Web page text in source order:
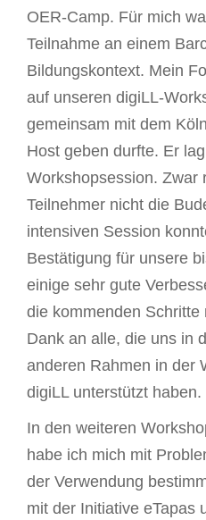
OER-Camp. Für mich
Teilnahme an einem
Bildungskontext. Mein
auf unseren digiLL-
gemeinsam mit dem
Host geben durfte. Er
Workshopsession. Zwar
Teilnehmer nicht die
intensiven Session
Bestätigung für unsere
einige sehr gute
die kommenden Schritte
Dank an alle, die uns in
anderen Rahmen in der
digiLL unterstützt haben.
In den weiteren
habe ich mich mit
der Verwendung
mit der Initiative eTapas